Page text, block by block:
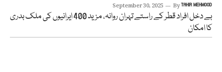
September 30, 2025 ByTAHIR MEHMOOD
بے دخل افراد قطر کے راستے تہران روانہ، مزید 400 ایرانیوں کی ملک بدری
کا امکان